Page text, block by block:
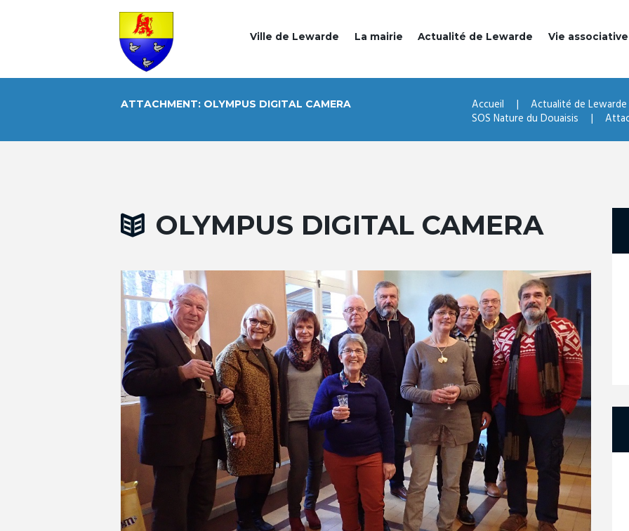
Ville de Lewarde La mairie Actualité de Lewarde Vie associative
ATTACHMENT: OLYMPUS DIGITAL CAMERA Accueil Actualité de Lewarde
SOS Nature du Douaisis
OLYMPUS DIGITAL CAMERA